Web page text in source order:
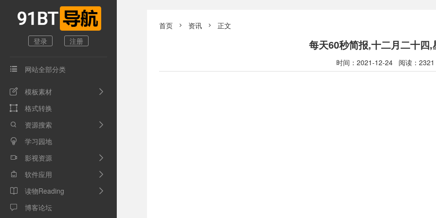
登录 注册
 网站全部分类
 模板素材
 格式转换
 资源搜索
 学习园地
 影视资源
 软件应用
 读物Reading
 博客论坛
首页  资讯  正文
每天60秒简报,十二月二十四,
时间：2021-12-24 阅读：2321